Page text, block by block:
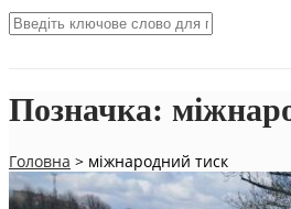
Позначка:
Головна > міжнародний тиск